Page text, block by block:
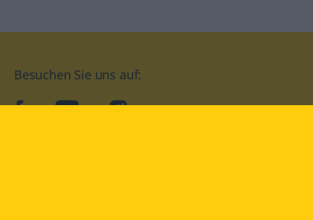
Besuchen Sie uns auf:
facebookYouTube Instagram